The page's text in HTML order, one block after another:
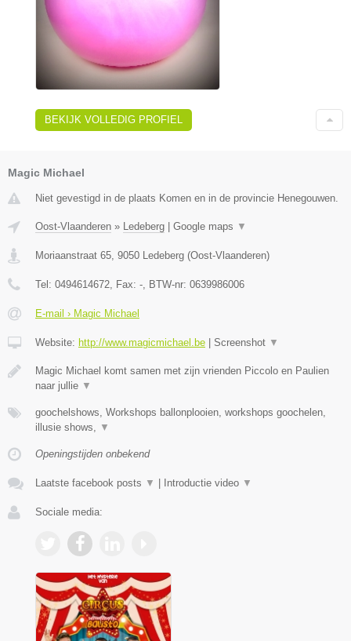
BEKIJK VOLLEDIG PROFIEL
Magic Michael
Niet gevestigd in de plaats Komen en in de provincie Henegouwen.
Oost-Vlaanderen » Ledeberg | Google maps ▼
Moriaanstraat 65 9050 Ledeberg (Oost-Vlaanderen)
Tel: 0494614672 , Fax: - , BTW-nr: 0639986006
E-mail › Magic Michael
Website: http://www.magicmichael.be | Screenshot ▼
Magic Michael komt samen met zijn vrienden Piccolo en Paulien
naar jullie ▼
goochelshows, Workshops ballonplooien, workshops goochelen,
illusie shows,
▼
Openingstijden onbekend
Laatste facebook posts ▼ | Introductie video ▼
Sociale media: